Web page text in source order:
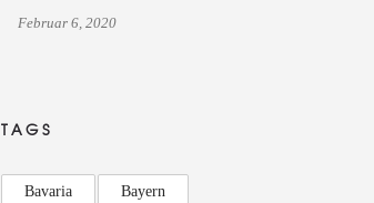
Februar 6, 2020
TAGS
Bavaria Bayern